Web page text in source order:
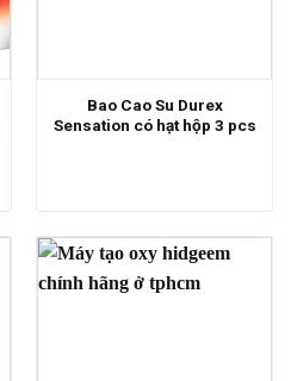
Bao Cao Su Durex
Sensation có hạt hộp 3 pcs